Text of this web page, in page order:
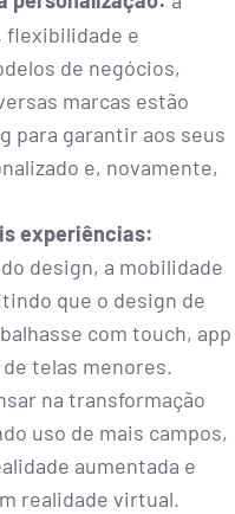
flexibilidade e
de negócios,
marcas estão
para garantir aos seus
e, novamente,
experiências:
design, a mobilidade
que o design de
com touch, app
telas menores.
na transformação
uso de mais campos,
aumentada e
realidade virtual.